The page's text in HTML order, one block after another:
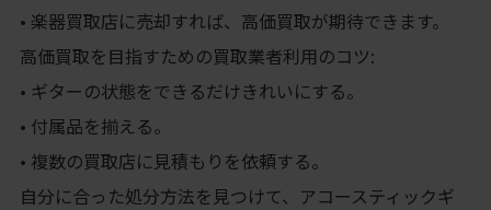
• 楽器買取店に売却すれば、高価買取が期待できます。
高価買取を目指すための買取業者利用のコツ:
• ギターの状態をできるだけきれいにする。
• 付属品を揃える。
• 複数の買取店に見積もりを依頼する。
自分に合った処分方法を見つけて、アコースティックギ